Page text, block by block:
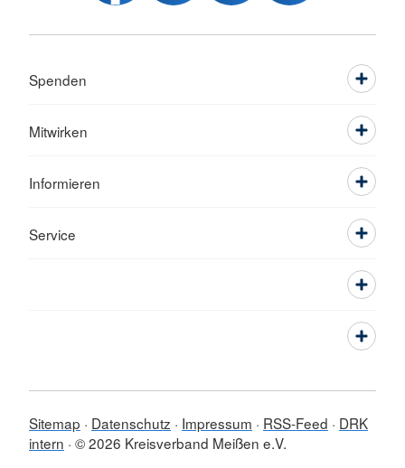
Spenden
Mitwirken
Informieren
Service
Sitemap Datenschutz Impressum RSS-Feed
DRK
intern © 2026 Kreisverband Meißen e.V.